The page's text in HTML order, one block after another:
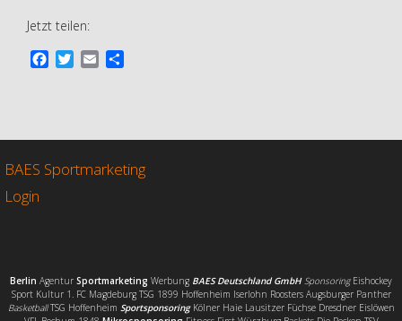
Jetzt teilen:
o
k
r
BAES Sportmarketing
Login
Berlin Agentur Sportmarketing Werbung BAES Deutschland GmbH SponsoringEishockey
Sport Kultur 1. FC Magdeburg TSG 1899 Hoffenheim Iserlohn Roosters Augsburger Panther
BasketballTSG Hoffenheim SportsponsoringKölner Haie Lausitzer Füchse Dresdner Eislöwen